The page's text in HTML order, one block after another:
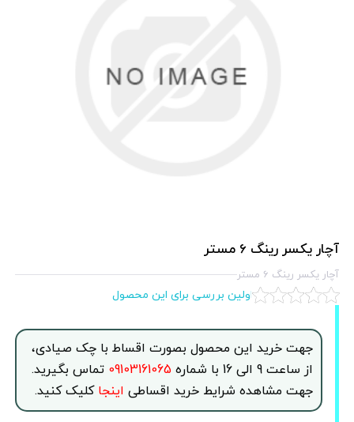
آچار يكسر رينگ 6 مستر
آچار يكسر رينگ 6 مستر
اولین بررسی برای این محصول
جهت خرید این محصول بصورت اقساط با چک صیادی،
از ساعت 9 الی 16 با شماره
09103161065 تماس بگیرید.
جهت مشاهده شرایط خرید اقساطی اینجاکلیک کنید.